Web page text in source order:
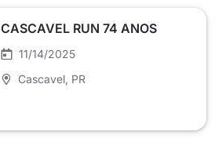
CASCAVEL RUN 74 ANOS
11/14/2025
Cascavel , PR